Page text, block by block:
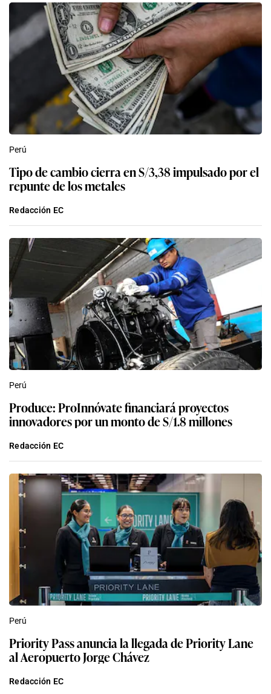
Perú
Tipo de cambio cierra en S/3,38 impulsado por el
repunte de los metales
Redacción EC
Perú
Produce: ProInnóvate financiará proyectos
innovadores por un monto de S/1.8 millones
Redacción EC
Perú
Priority Pass anuncia la llegada de Priority Lane
al Aeropuerto Jorge Chávez
Redacción EC